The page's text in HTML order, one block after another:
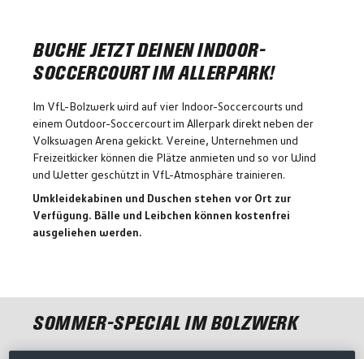
BUCHE JETZT DEINEN INDOOR-
SOCCERCOURT IM ALLERPARK!
Im VfL-Bolzwerk wird auf vier Indoor-Soccercourts und
einem Outdoor-Soccercourt im Allerpark direkt neben der
Volkswagen Arena gekickt. Vereine, Unternehmen und
Freizeitkicker können die Plätze anmieten und so vor Wind
und Wetter geschützt in VfL-Atmosphäre trainieren.
Umkleidekabinen und Duschen stehen vor Ort zur
Verfügung. Bälle und Leibchen können kostenfrei
ausgeliehen werden.
SOMMER-SPECIAL IM BOLZWERK